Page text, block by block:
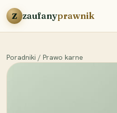
Z zaufanyprawnik
Poradniki / Prawo karne